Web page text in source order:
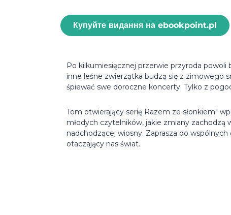
Купуйте видання на ebookpoint.pl
Po kilkumiesięcznej przerwie przyroda powoli
inne leśne zwierzątka budzą się z zimowego
śpiewać swe doroczne koncerty. Tylko z
Tom otwierający serię Razem ze słonkiem"
młodych czytelników, jakie zmiany
nadchodzącej wiosny. Zaprasza do
otaczający nas świat.